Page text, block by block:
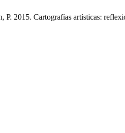
P. 2015. Cartografías artísticas: